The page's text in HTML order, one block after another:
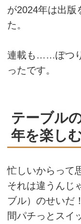
が2024年は出版
た。
連載も……ぽつ
ったです。
テーブル
年を楽し
忙しいからって
それは違うんじ
ブル）のせいだ
間パチっとスイ